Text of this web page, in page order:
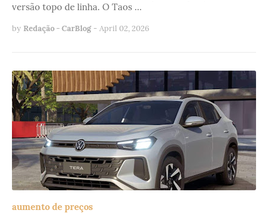
versão topo de linha. O Taos …
by Redação - CarBlog - April 02, 2026
aumento de preços